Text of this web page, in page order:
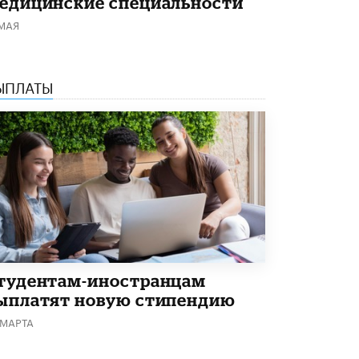
5 ИЮНЯ / ЧТО ПРОИСХОДИТ?
В Общественной палате предложили
шить школьную форму с учетом
национальных традиций регионов
4 ИЮНЯ / ШКОЛЬНИКИ
В Госдуме предложили ввести онлайн-
формат для апелляций ЕГЭ
3 ИЮНЯ / ЕГЭ И ОГЭ
​Яндекс выпустил бесплатный курс по
защите от ИИ-мошенничества
2 ИЮНЯ /BIG DATA
В России начнут применять новые
подходы к разрешению конфликтов в
иностранцам
новую стипендию